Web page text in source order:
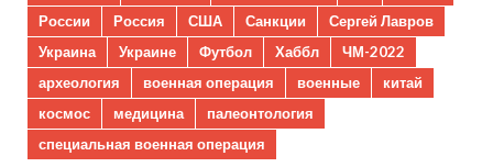
России
Россия США Санкции
Сергей Лавров
Украина
Украине Футбол Хаббл
ЧМ-2022
археология
военная операция военные
китай
космос
медицина
палеонтология
специальная военная операция